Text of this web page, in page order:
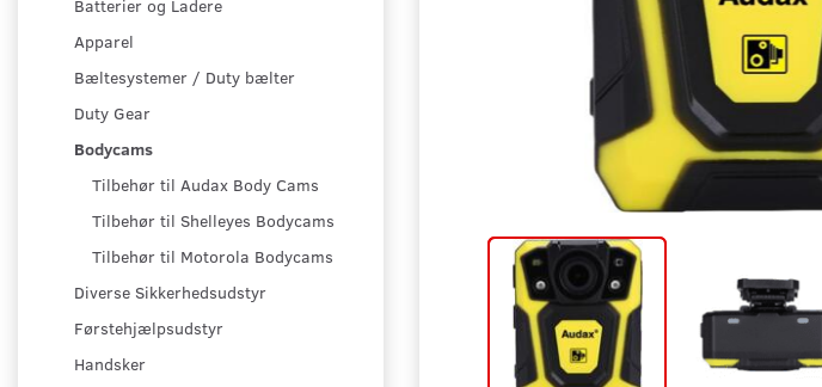
Batterier og Ladere
Apparel
Bæltesystemer / Duty bælter
Duty Gear
Bodycams
Tilbehør til Audax Body Cams
Tilbehør til Shelleyes Bodycams
Tilbehør til Motorola Bodycams
Diverse Sikkerhedsudstyr
Førstehjælpsudstyr
Handsker